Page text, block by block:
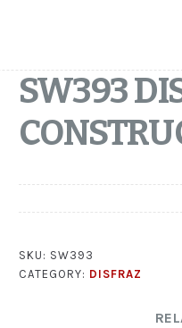
SW393
SKU: SW393
CATEGORY: DISFRAZ